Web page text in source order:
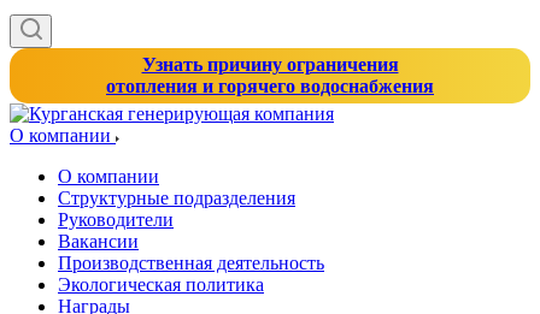
Узнать причину ограничения
отопления и горячего водоснабжения
О компании
О компании
Структурные подразделения
Руководители
Вакансии
Производственная деятельность
Экологическая политика
Награды